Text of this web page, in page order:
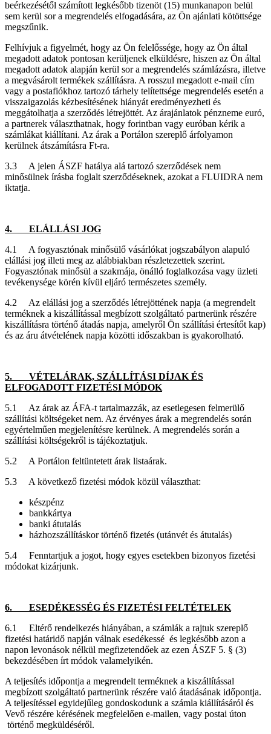
beérkezésétől számított legkésőbb tizenöt (15) munkanapon belül
sem kerül sor a megrendelés elfogadására, az Ön ajánlati kötöttsége
megszűnik.
Felhívjuk a figyelmét, hogy az Ön felelőssége, hogy az Ön által
megadott adatok pontosan kerüljenek elküldésre, hiszen az Ön által
megadott adatok alapján kerül sor a megrendelés számlázásra, illetve
a megvásárolt termékek szállításra. A rosszul megadott e-mail cím
vagy a postafiókhoz tartozó tárhely telítettsége megrendelés esetén a
visszaigazolás kézbesítésének hiányát eredményezheti és
meggátolhatja a szerződés létrejöttét. Az árajánlatok pénzneme euró,
a partnerek választhatnak, hogy forintban vagy euróban kérik a
számlákat kiállítani. Az árak a Portálon szereplő árfolyamon
kerülnek átszámításra Ft-ra.
3.3 A jelen ÁSZF hatálya alá tartozó szerződések nem
minősülnek írásba foglalt szerződéseknek, azokat a FLUIDRA nem
iktatja.
4. ELÁLLÁSI JOG
4.1 A fogyasztónak minősülő vásárlókat jogszabályon alapuló
elállási jog illeti meg az alábbiakban részletezettek szerint.
Fogyasztónak minősül a szakmája, önálló foglalkozása vagy üzleti
tevékenysége körén kívül eljáró természetes személy.
4.2 Az elállási jog a szerződés létrejöttének napja (a megrendelt
terméknek a kiszállítással megbízott szolgáltató partnerünk részére
kiszállításra történő átadás napja, amelyről Ön szállítási értesítőt kap)
és az áru átvételének napja közötti időszakban is gyakorolható.
5. VÉTELÁRAK, SZÁLLÍTÁSI DÍJAK ÉS
ELFOGADOTT FIZETÉSI MÓDOK
5.1 Az árak az ÁFA-t tartalmazzák, az esetlegesen felmerülő
szállítási költségeket nem. Az érvényes árak a megrendelés során
egyértelműen megjelenítésre kerülnek. A megrendelés során a
szállítási költségekről is tájékoztatjuk.
5.2 A Portálon feltüntetett árak listaárak.
5.3 A következő fizetési módok közül választhat:
készpénz
bankkártya
banki átutalás
házhozszállításkor történő fizetés (utánvét és átutalás)
5.4 Fenntartjuk a jogot, hogy egyes esetekben bizonyos fizetési
módokat kizárjunk.
6. ESEDÉKESSÉG ÉS FIZETÉSI FELTÉTELEK
6.1 Eltérő rendelkezés hiányában, a számlák a rajtuk szereplő
fizetési határidő napján válnak esedékessé és legkésőbb azon a
napon levonások nélkül megfizetendőek az ezen ÁSZF 5. § (3)
bekezdésében írt módok valamelyikén.
A teljesítés időpontja a megrendelt terméknek a kiszállítással
megbízott szolgáltató partnerünk részére való átadásának időpontja.
A teljesítéssel egyidejűleg gondoskodunk a számla kiállításáról és
Vevő részére kérésének megfelelően e-mailen, vagy postai úton
történő megküldéséről.